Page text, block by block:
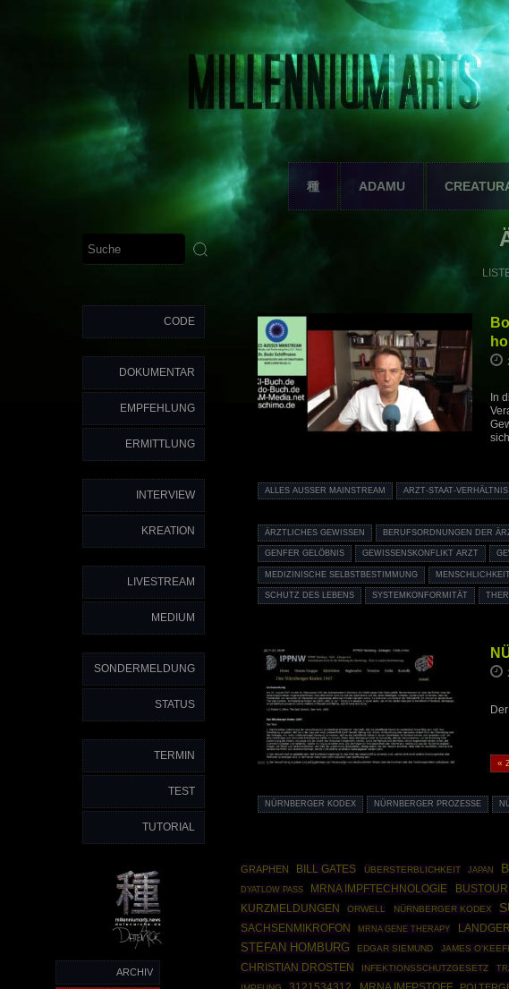
種 ADAMU
CODE
DOKUMENTAR
EMPFEHLUNG
ERMITTLUNG
INTERVIEW
KREATION
LIVESTREAM
MEDIUM
SONDERMELDUNG
STATUS
TERMIN
TEST
TUTORIAL
ARCHIV
In
ALLES AUSSER MAINSTREAM ARZT-STAAT-VERHÄLTNIS
ÄRZTLICHES GEWISSEN BERUFSORDNUNGEN DER
GENFER GELÖBNIS GEWISSENSKONFLIKT ARZT
MEDIZINISCHE SELBSTBESTIMMUNG
SCHUTZ DES LEBENS SYSTEMKONFORMITÄT
«
NÜRNBERGER KODEX NÜRNBERGER PROZESSE
GRAPHEN BILL GATES ÜBERSTERBLICHKEIT JAPAN
DYATLOW PASS MRNA IMPFTECHNOLOGIE BUSTOUR
KURZMELDUNGEN
ORWELL NÜRNBERGER KODEX
SACHSENMIKROFON MRNA GENE THERAPY
STEFAN HOMBURG EDGAR SIEMUND JAMES
CHRISTIAN DROSTEN INFEKTIONSSCHUTZGESETZ